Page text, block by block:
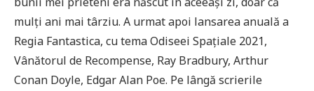
mulți ani mai târziu. A urmat apoi lansarea anuală a
Regia Fantastica, cu tema Odiseei Spațiale 2021,
Vânătorul de Recompense, Ray Bradbury, Arthur
Conan Doyle, Edgar Alan Poe. Pe lângă scrierile